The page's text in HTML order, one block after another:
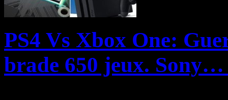
PS4 Vs Xbox One:
brade 650 jeux. Sony…